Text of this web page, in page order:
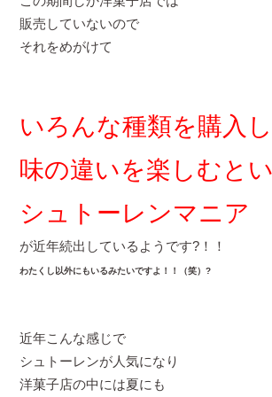
販売していないので
それをめがけて
いろんな種類を購入し
味の違いを楽しむと
シュトーレンマニア
が近年続出しているようです?！！
わたくし以外にもいるみたいですよ！！（笑）?
近年こんな感じで
シュトーレンが人気になり
洋菓子店の中には夏にも